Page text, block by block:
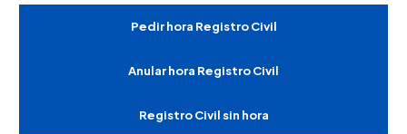
Pedir hora Registro Civil
Anular hora Registro Civil
Registro Civil sin hora